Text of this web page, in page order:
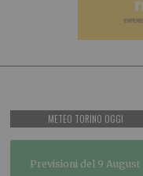
METEO TORINO OGGI
Previsioni del 9 August